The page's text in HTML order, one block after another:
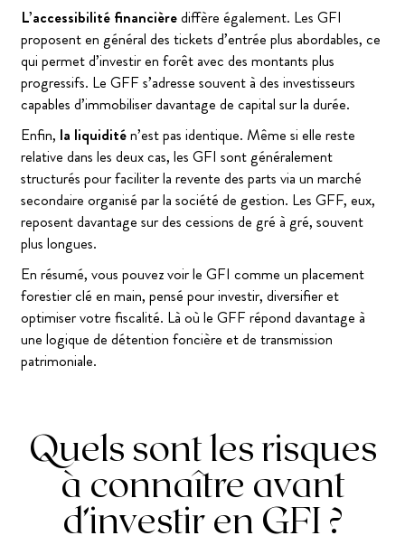
L’accessibilité financièrediffère également. Les GFI
proposent en général des tickets d’entrée plus abordables, ce
qui permet d’investir en forêt avec des montants plus
progressifs. Le GFF s’adresse souvent à des investisseurs
capables d’immobiliser davantage de capital sur la durée.
Enfin, la liquiditén’est pas identique. Même si elle reste
relative dans les deux cas, les GFI sont généralement
structurés pour faciliter la revente des parts via un marché
secondaire organisé par la société de gestion. Les GFF, eux,
reposent davantage sur des cessions de gré à gré, souvent
plus longues.
En résumé, vous pouvez voir le GFI comme un placement
forestier clé en main, pensé pour investir, diversifier et
optimiser votre fiscalité. Là où le GFF répond davantage à
une logique de détention foncière et de transmission
patrimoniale.
Quels sont les risques
à connaître avant
d’investir en GFI ?